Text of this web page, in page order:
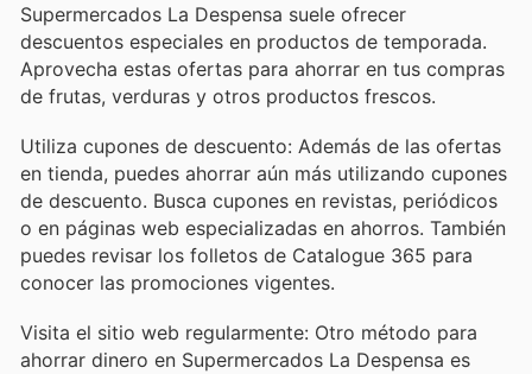
Supermercados La Despensa suele ofrecer
descuentos especiales en productos de temporada.
Aprovecha estas ofertas para ahorrar en tus compras
de frutas, verduras y otros productos frescos.
Utiliza cupones de descuento: Además de las ofertas
en tienda, puedes ahorrar aún más utilizando cupones
de descuento. Busca cupones en revistas, periódicos
o en páginas web especializadas en ahorros. También
puedes revisar los folletos de Catalogue 365 para
conocer las promociones vigentes.
Visita el sitio web regularmente: Otro método para
ahorrar dinero en Supermercados La Despensa es